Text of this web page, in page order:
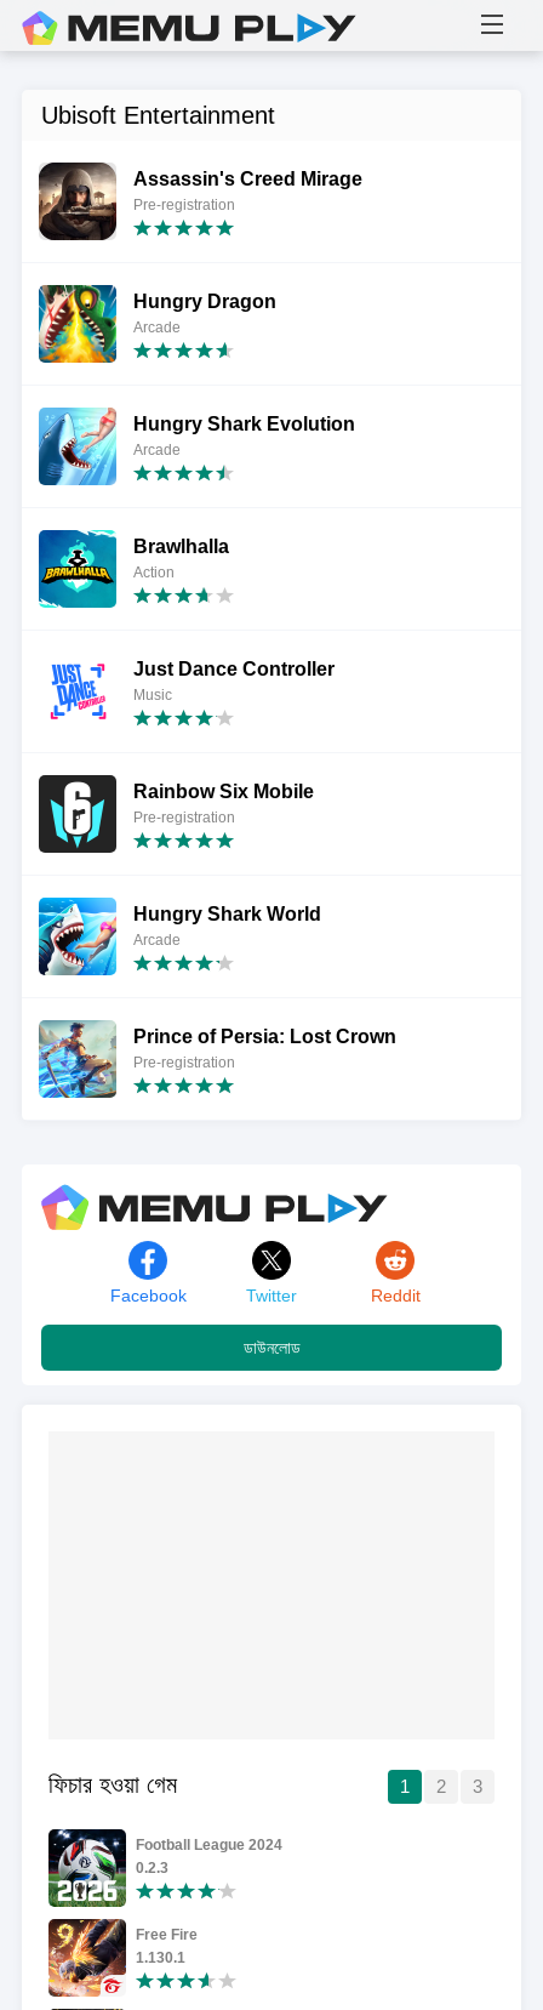
Ubisoft Entertainment
Assassin's Creed Mirage
Pre-registration
Hungry Dragon
Arcade
Hungry Shark Evolution
Arcade
Brawlhalla
Action
Just Dance Controller
Music
Rainbow Six Mobile
Pre-registration
Hungry Shark World
Arcade
Prince of Persia: Lost Crown
Pre-registration
Facebook Twitter Reddit
ডাউনলোড
ফিচার হওয়া গেম 1 2 3
Football League 2024
0.2.3
Free Fire
1.130.1